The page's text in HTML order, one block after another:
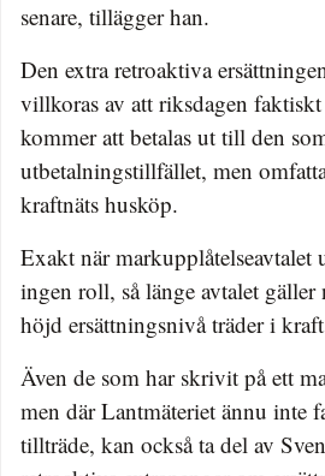
senare, tillägger han.
Den extra retroaktiva
villkoras av att riksdagen
kommer att betalas ut till den
utbetalningstillfället, men
kraftnäts husköp.
Exakt när markupplåtelseavtalet
ingen roll, så länge avtalet
höjd ersättningsnivå träder i
Även de som har skrivit på ett
men där Lantmäteriet ännu inte
tillträde, kan också ta del av